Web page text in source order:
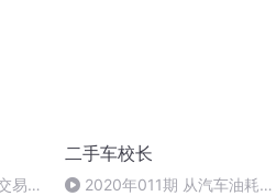
易流
二手车校长
2020年011期 从汽车油耗的